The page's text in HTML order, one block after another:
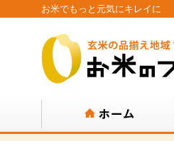
お米でもっと元気にキレイに